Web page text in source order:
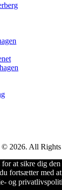
2026. All Rights
at sikre dig
fortsætter med at
og